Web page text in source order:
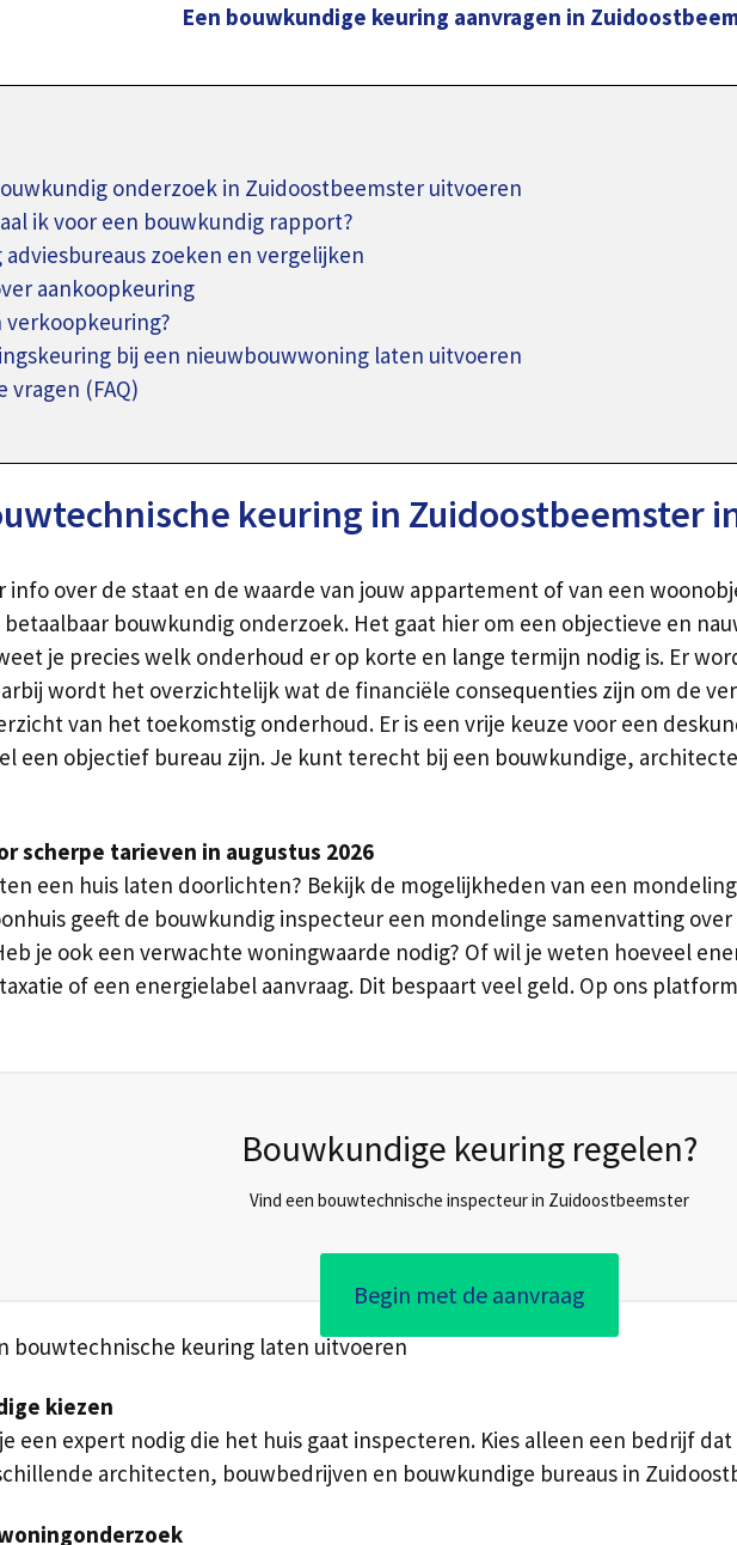
Een bouwkundige keuring aanvragen in
onderzoek in Zuidoostbeemster uitvoeren
ik voor een bouwkundig rapport?
adviesbureaus zoeken en vergelijken
aankoopkeuring
verkoopkeuring?
bij een nieuwbouwwoning laten uitvoeren
vragen (FAQ)
keuring in Zuidoostbeemster
over de staat en de waarde van jouw appartement of van een
bouwkundig onderzoek. Het gaat hier om een objectieve en
je precies welk onderhoud er op korte en lange termijn nodig is. Er
wordt het overzichtelijk wat de financiële consequenties zijn om de
van het toekomstig onderhoud. Er is een vrije keuze voor een
een objectief bureau zijn. Je kunt terecht bij een bouwkundige,
scherpe tarieven in augustus 2026
een huis laten doorlichten? Bekijk de mogelijkheden van een
geeft de bouwkundig inspecteur een mondelinge samenvatting
je ook een verwachte woningwaarde nodig? Of wil je weten hoeveel
of een energielabel aanvraag. Dit bespaart veel geld. Op ons
Bouwkundige keuring regelen?
Vind een bouwtechnische inspecteur in Zuidoostbeemster
Begin met de aanvraag
bouwtechnische keuring laten uitvoeren
kiezen
een expert nodig die het huis gaat inspecteren. Kies alleen een bedrijf
architecten, bouwbedrijven en bouwkundige bureaus in